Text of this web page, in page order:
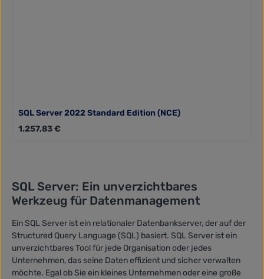
SQL Server 2022 Standard Edition (NCE)
Regulärer Preis:
1.257,83 €
SQL Server: Ein unverzichtbares
Werkzeug für Datenmanagement
Ein SQL Server ist ein relationaler Datenbankserver, der auf der
Structured Query Language (SQL) basiert. SQL Server ist ein
unverzichtbares Tool für jede Organisation oder jedes
Unternehmen, das seine Daten effizient und sicher verwalten
möchte. Egal ob Sie ein kleines Unternehmen oder eine große